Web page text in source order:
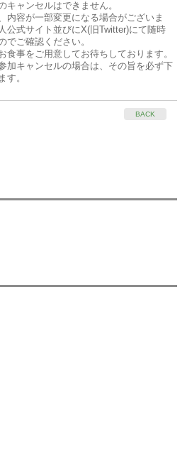
キャンセルはできません。
内容が一部変更になる場合がございま
公式サイト並びにX(旧Twitter)にて随時
でご確認ください。
食事をご用意してお待ちしております。
加キャンセルの場合は、その旨を必ず下
す。
BACK